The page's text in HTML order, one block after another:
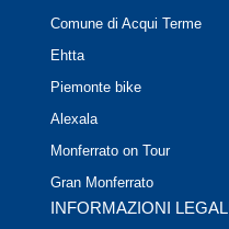
Comune di Acqui Terme
Ehtta
Piemonte bike
Alexala
Monferrato on Tour
Gran Monferrato
INFORMAZIONI LEGALI